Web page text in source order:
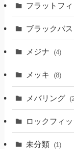
フラットフィ
ブラックバス
メジナ (4)
メッキ (8)
メバリング
ロックフィッ
未分類 (1)